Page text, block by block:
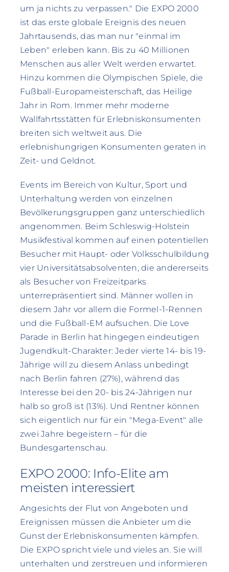
um ja nichts zu verpassen." Die EXPO 2000
ist das erste globale Ereignis des neuen
Jahrtausends, das man nur "einmal im
Leben" erleben kann. Bis zu 40 Millionen
Menschen aus aller Welt werden erwartet.
Hinzu kommen die Olympischen Spiele, die
Fußball-Europameisterschaft, das Heilige
Jahr in Rom. Immer mehr moderne
Wallfahrtsstätten für Erlebniskonsumenten
breiten sich weltweit aus. Die
erlebnishungrigen Konsumenten geraten in
Zeit- und Geldnot.
Events im Bereich von Kultur, Sport und
Unterhaltung werden von einzelnen
Bevölkerungsgruppen ganz unterschiedlich
angenommen. Beim Schleswig-Holstein
Musikfestival kommen auf einen potentiellen
Besucher mit Haupt- oder Volksschulbildung
vier Universitätsabsolventen, die andererseits
als Besucher von Freizeitparks
unterrepräsentiert sind. Männer wollen in
diesem Jahr vor allem die Formel-1-Rennen
und die Fußball-EM aufsuchen. Die Love
Parade in Berlin hat hingegen eindeutigen
Jugendkult-Charakter: Jeder vierte 14- bis 19-
Jährige will zu diesem Anlass unbedingt
nach Berlin fahren (27%), während das
Interesse bei den 20- bis 24-Jährigen nur
halb so groß ist (13%). Und Rentner können
sich eigentlich nur für ein "Mega-Event" alle
zwei Jahre begeistern – für die
Bundesgartenschau.
EXPO 2000: Info-Elite am
meisten interessiert
Angesichts der Flut von Angeboten und
Ereignissen müssen die Anbieter um die
Gunst der Erlebniskonsumenten kämpfen.
Die EXPO spricht viele und vieles an. Sie will
unterhalten und zerstreuen und informieren